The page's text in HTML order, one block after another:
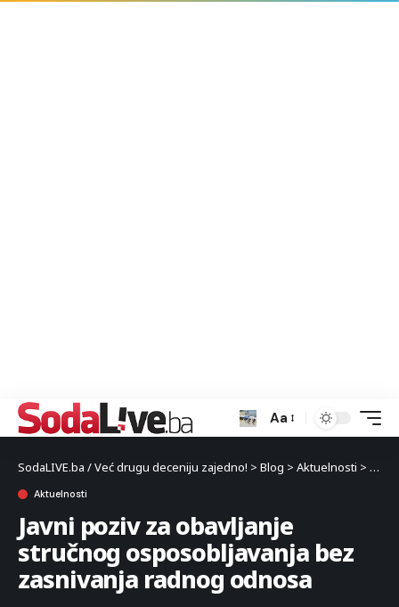
Aa
SodaLIVE.ba / Već drugu deceniju zajedno! > Blog > Aktuelnosti >
Aktuelnosti
Javni poziv za obavljanje
stručnog osposobljavanja bez
zasnivanja radnog odnosa